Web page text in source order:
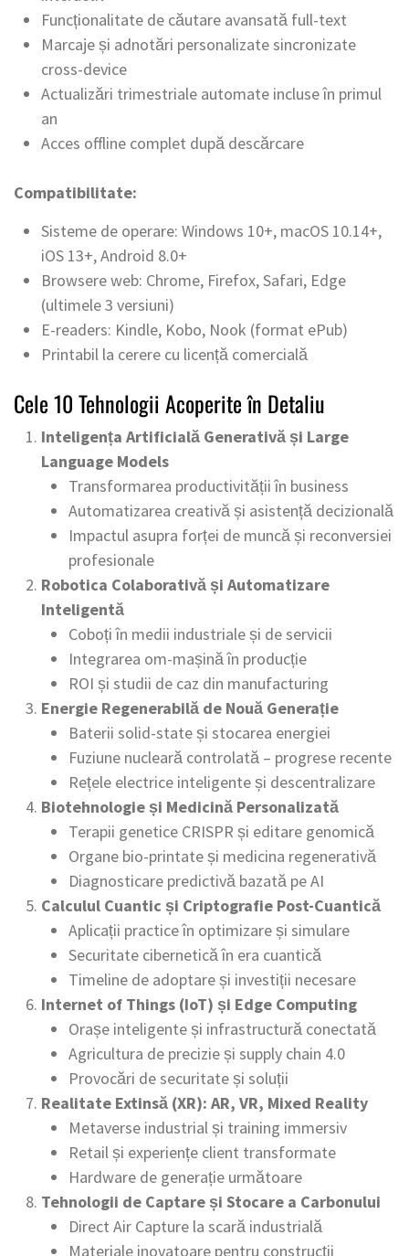
Funcționalitate de căutare avansată full-text
Marcaje și adnotări personalizate sincronizate
cross-device
Actualizări trimestriale automate incluse în primul
an
Acces offline complet după descărcare
Compatibilitate:
Sisteme de operare: Windows 10+, macOS 10.14+,
iOS 13+, Android 8.0+
Browsere web: Chrome, Firefox, Safari, Edge
(ultimele 3 versiuni)
E-readers: Kindle, Kobo, Nook (format ePub)
Printabil la cerere cu licență comercială
Cele 10 Tehnologii Acoperite în Detaliu
Inteligența Artificială Generativă și Large
Language Models
Transformarea productivității în business
Automatizarea creativă și asistență decizională
Impactul asupra forței de muncă și reconversiei
profesionale
Robotica Colaborativă și Automatizare
Inteligentă
Coboți în medii industriale și de servicii
Integrarea om-mașină în producție
ROI și studii de caz din manufacturing
Energie Regenerabilă de Nouă Generație
Baterii solid-state și stocarea energiei
Fuziune nucleară controlată – progrese recente
Rețele electrice inteligente și descentralizare
Biotehnologie și Medicină Personalizată
Terapii genetice CRISPR și editare genomică
Organe bio-printate și medicina regenerativă
Diagnosticare predictivă bazată pe AI
Calculul Cuantic și Criptografie Post-Cuantică
Aplicații practice în optimizare și simulare
Securitate cibernetică în era cuantică
Timeline de adoptare și investiții necesare
Internet of Things (IoT) și Edge Computing
Orașe inteligente și infrastructură conectată
Agricultura de precizie și supply chain 4.0
Provocări de securitate și soluții
Realitate Extinsă (XR): AR, VR, Mixed Reality
Metaverse industrial și training immersiv
Retail și experiențe client transformate
Hardware de generație următoare
Tehnologii de Captare și Stocare a Carbonului
Direct Air Capture la scară industrială
Materiale inovatoare pentru construcții